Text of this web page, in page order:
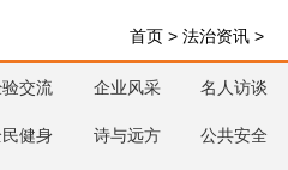
首页 > 法治资讯 >
交流 企业风采 名人访谈
健身 诗与远方 公共安全